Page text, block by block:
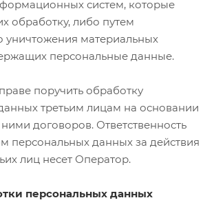
систем, которые
обработку, либо путем
уничтожения материальных
персональные данные.
поручить обработку
третьим лицам на основании
договоров. Ответственность
персональных данных за действия
лиц несет Оператор.
персональных данных